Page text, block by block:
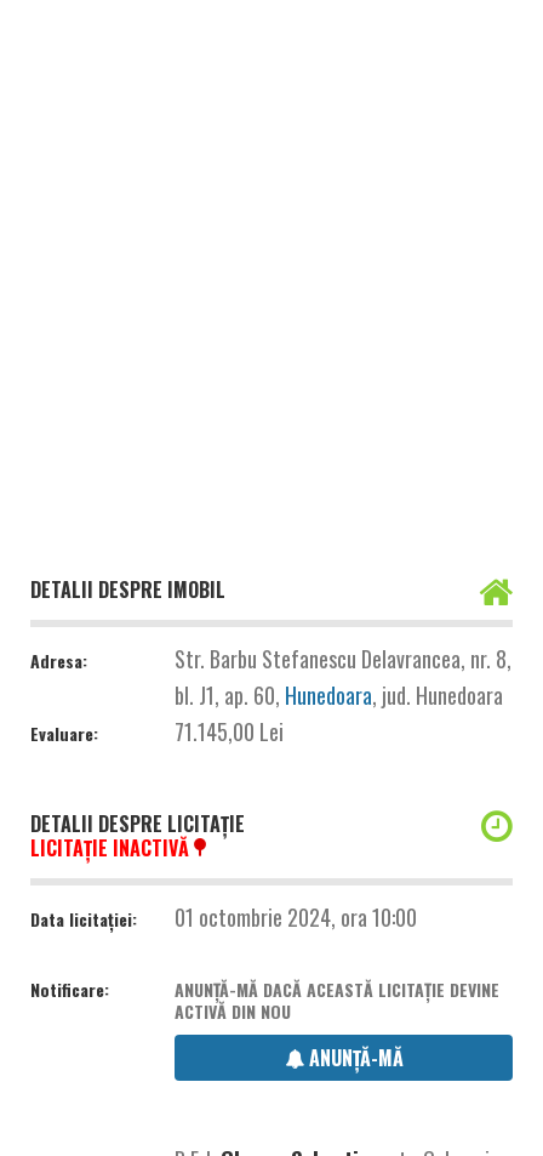
DETALII DESPRE IMOBIL
Adresa:
Str. Barbu Stefanescu Delavrancea, nr. 8,
bl. J1, ap. 60, Hunedoara, jud. Hunedoara
Evaluare: 71.145,00 Lei
DETALII DESPRE LICITAȚIE
LICITAȚIE INACTIVĂ
Data licitației: 01 octombrie 2024, ora 10:00
Notificare:
ANUNȚĂ-MĂ DACĂ ACEASTĂ LICITAȚIE DEVINE
ACTIVĂ DIN NOU
ANUNȚĂ-MĂ